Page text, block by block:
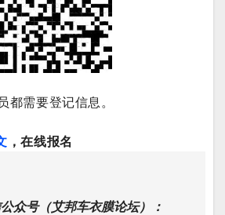
都需要登记信息。
，在线报名
众号（艾邦车衣膜论坛）：